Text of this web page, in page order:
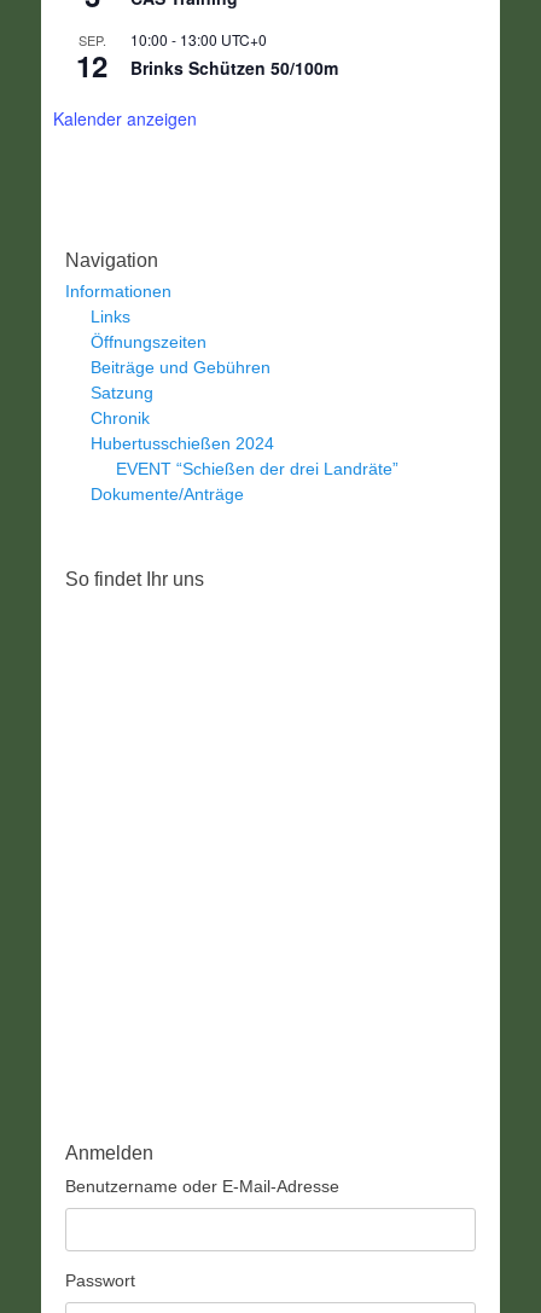
SEP.
12
10:00 - 13:00 UTC+0
Brinks Schützen 50/100m
Kalender anzeigen
Navigation
Informationen
Links
Öffnungszeiten
Beiträge und Gebühren
Satzung
Chronik
Hubertusschießen 2024
EVENT “Schießen der drei Landräte”
Dokumente/Anträge
So findet Ihr uns
Anmelden
Benutzername oder E-Mail-Adresse
Passwort